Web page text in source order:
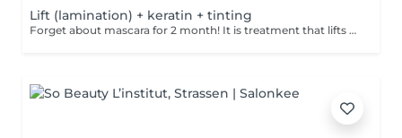
Lift (lamination) + keratin + tinting
Forget about mascara for 2 month! It is treatment that lifts and curls your natural lashes to make them look longer and give them an attractive shape that will open up your eyes. How is lash lamination done? - lashes are washed - eye pad is placed - silicone rods are placed - perming solution is applied - lifting solution is applied - noutralizing solution is applied - henna or paint is applied - keratin is applied - lashes are washed - silicone rods are removed Age restrictions: recommended to do from 14 years. Post procedure recommendations: do not wash eyelashes 24 hours after the procedure. Frequency: once in 4-6 weeks.